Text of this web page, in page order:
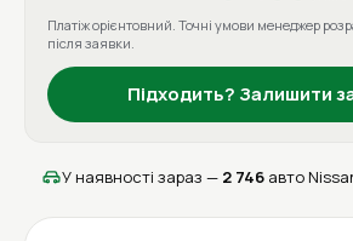
Платіж орієнтовний. Точні умови менеджер
після заявки.
Підходить? Залишити
У наявності зараз — 2 746 авто